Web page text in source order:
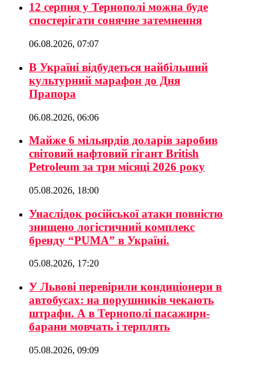
12 серпня у Тернополі можна буде
спостерігати сонячне затемнення
06.08.2026, 07:07
В Україні відбудеться найбільший
культурний марафон до Дня
Прапора
06.08.2026, 06:06
Майже 6 мільярдів доларів заробив
світовий нафтовий гігант British
Petroleum за три місяці 2026 року
05.08.2026, 18:00
Унаслідок російської атаки повністю
знищено логістичний комплекс
бренду “PUMA” в Україні.
05.08.2026, 17:20
У Львові перевірили кондиціонери в
автобусах: на порушників чекають
штрафи. А в Тернополі пасажири-
барани мовчать і терплять
05.08.2026, 09:09